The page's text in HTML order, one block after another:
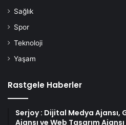
Sağlık
Spor
Teknoloji
Yaşam
Rastgele Haberler
Serjoy : Dijital Medya Ajansı,
Ajansı ve Web Tasarım Ajansı